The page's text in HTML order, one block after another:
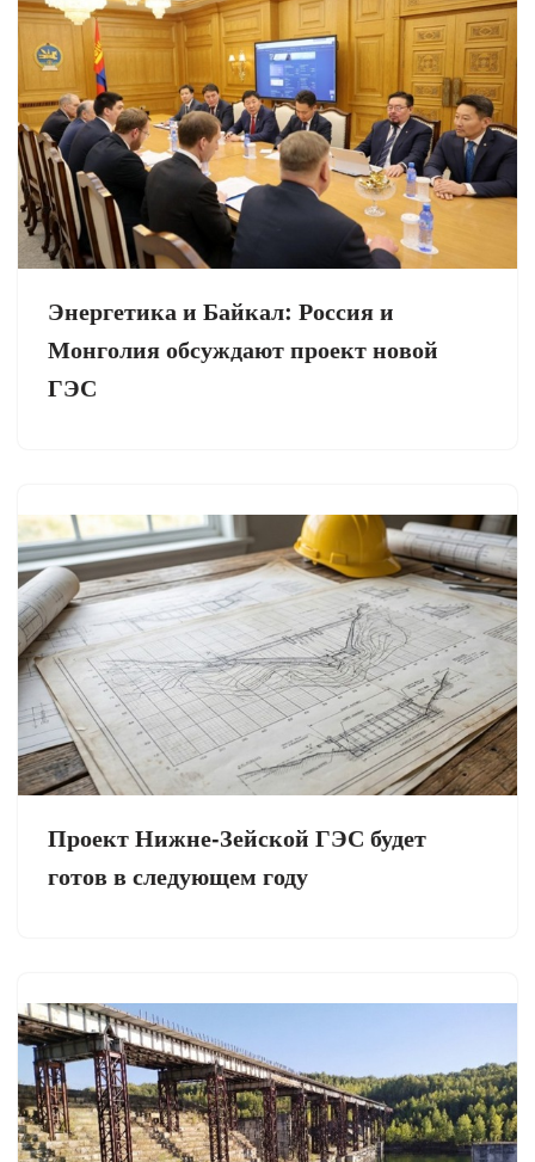
Энергетика и Байкал: Россия и
Монголия обсуждают проект новой
ГЭС
Проект Нижне-Зейской ГЭС будет
готов в следующем году